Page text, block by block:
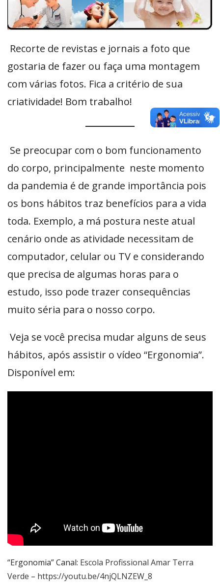
Recorte de revistas e jornais a foto que
gostaria de fazer ou faça uma montagem
com várias fotos. Fica a critério de sua
criatividade! Bom trabalho!
Se preocupar com o bom funcionamento
do corpo, principalmente neste momento
da pandemia é de grande importância pois
os bons hábitos traz benefícios para a vida
toda. Exemplo, a má postura neste atual
cenário onde as atividade necessitam de
computador, celular ou TV e considerando
que precisa de algumas horas para o
estudo, isso pode trazer consequências
muito séria para o nosso corpo.
Veja se você precisa mudar alguns de seus
hábitos, após assistir o vídeo “Ergonomia”.
Disponível em:
“Ergonomia” Canal: Escola Profissional Amar Terra
Verde – https://youtu.be/4njQLNZEW_8